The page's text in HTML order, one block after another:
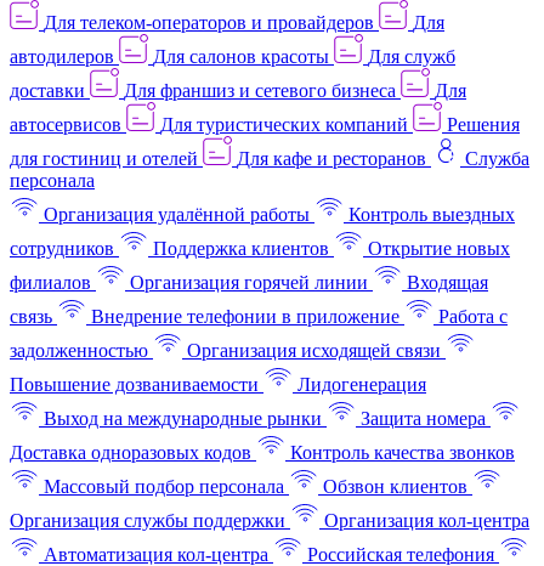
Для телеком-операторов и провайдеров
Для
автодилеров
Для салонов красоты
Для служб
доставки
Для франшиз и сетевого бизнеса
Для
автосервисов
Для туристических компаний
Решения
для гостиниц и отелей
Для кафе и ресторанов
Служба
персонала
Организация удалённой работы
Контроль выездных
сотрудников
Поддержка клиентов
Открытие новых
филиалов
Организация горячей линии
Входящая
связь
Внедрение телефонии в приложение
Работа с
задолженностью
Организация исходящей связи
Повышение дозваниваемости
Лидогенерация
Выход на международные рынки
Защита номера
Доставка одноразовых кодов
Контроль качества звонков
Массовый подбор персонала
Обзвон клиентов
Организация службы поддержки
Организация кол-центра
Автоматизация кол-центра
Российская телефония